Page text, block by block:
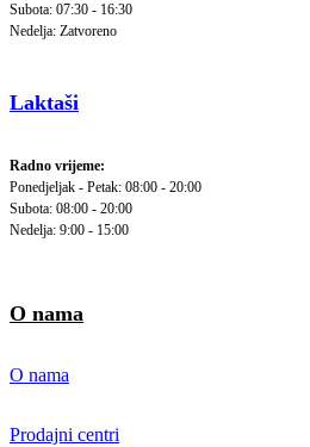
Subota: 07:30 - 16:30
Nedelja: Zatvoreno
Laktaši
Radno vrijeme:
Ponedjeljak - Petak: 08:00 - 20:00
Subota: 08:00 - 20:00
Nedelja: 9:00 - 15:00
O nama
O nama
Prodajni centri